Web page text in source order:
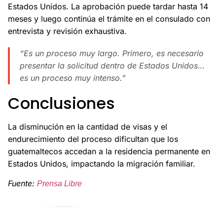
Estados Unidos. La aprobación puede tardar hasta 14
meses y luego continúa el trámite en el consulado con
entrevista y revisión exhaustiva.
“Es un proceso muy largo. Primero, es necesario
presentar la solicitud dentro de Estados Unidos…
es un proceso muy intenso.”
Conclusiones
La disminución en la cantidad de visas y el
endurecimiento del proceso dificultan que los
guatemaltecos accedan a la residencia permanente en
Estados Unidos, impactando la migración familiar.
Fuente: Prensa Libre